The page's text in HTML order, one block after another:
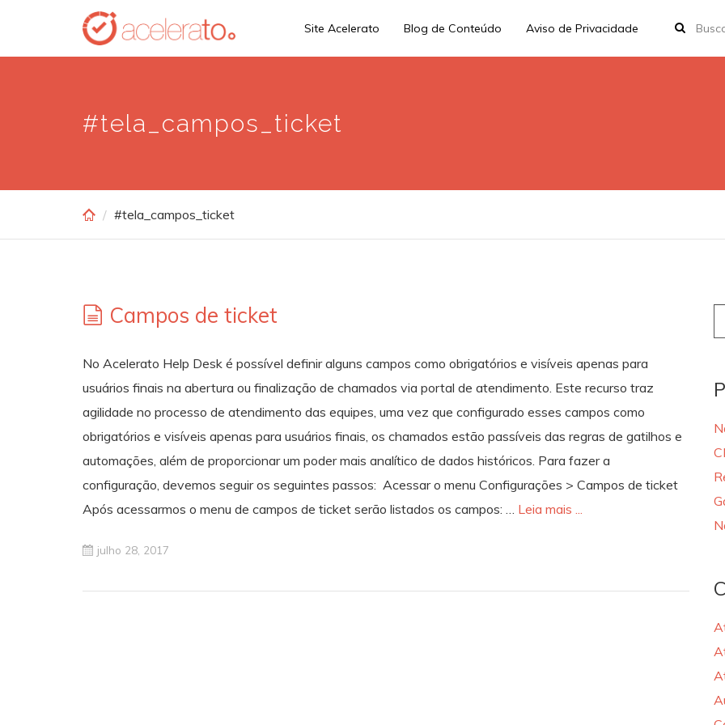
main
Site Acelerato Blog de Conteúdo Aviso de Privacidade
#tela_campos_ticket
#tela_campos_ticket
Campos de ticket
No Acelerato Help Desk é possível definir alguns campos como obrigatórios e visíveis apenas para
usuários finais na abertura ou finalização de chamados via portal de atendimento. Este recurso traz
agilidade no processo de atendimento das equipes, uma vez que configurado esses campos como
obrigatórios e visíveis apenas para usuários finais, os chamados estão passíveis das regras de gatilhos e
automações, além de proporcionar um poder mais analítico de dados históricos. Para fazer a
configuração, devemos seguir os seguintes passos: Acessar o menu Configurações > Campos de ticket
Após acessarmos o menu de campos de ticket serão listados os campos: … Leia mais ...
julho 28, 2017